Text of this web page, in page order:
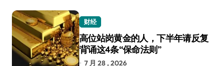
财经
高位站岗黄金的人，下半年请反复
背诵这4条“保命法则”
7 月 28 , 2026